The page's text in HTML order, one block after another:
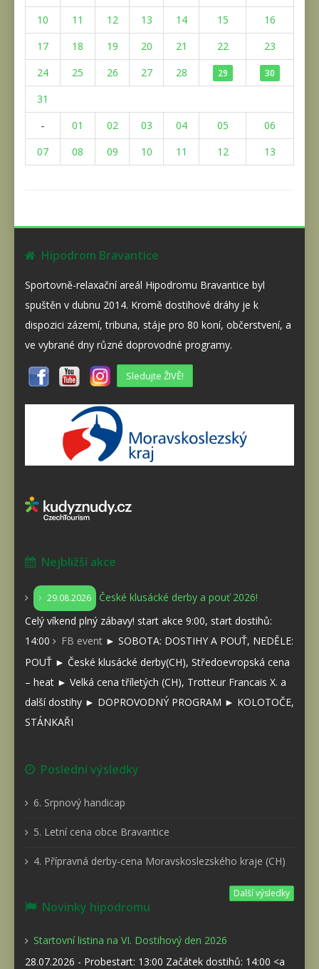
10
11 12 13 14 15
16
17
18 19 20 21 22
23
24
25 26 27 28 29 30
31
-
01 02 03 04 05
06
07
08 09 10 11 12 13
Hipodrom Bravantice
Sportovně-relaxační areál Hipodromu Bravantice byl
spuštěn v dubnu 2014. Kromě dostihové dráhy je k
dispozici zázemí, tribuna, stáje pro 80 koní, občerstvení, a
ve vybrané dny různé doprovodné programy.
Sledujte ŽIVĚ!
Nejbližší akce
29.08.2026
České klusácké derby a pouť 2026!
Celý víkend plný zábavy! start akce 9:00, start dostihů:
14:00
FB event ► SOBOTA: DOSTIHY A POUŤ, NEDĚLE:
POUŤ ► České klusácké derby(CH), Středoevropská cena
– heat ► Velká cena tříletých (CH), Trotteur Francais X. a
další dostihy ► DOPROVODNÝ PROGRAM ► KOLOTOČE,
STÁNKAŘI
Poslední výsledky
6. Srpnový handicap
5. Letní cena obce Bravantice
4. Přípravná derby-cena Moravskoslezského kraje (CH)
Další výsledky
Novinky hipodromu
Startovní listina na VI. Dostihový den 2026
28.07.2026 - Probestart: 13:00 Začátek dostihů: 14:00 <a